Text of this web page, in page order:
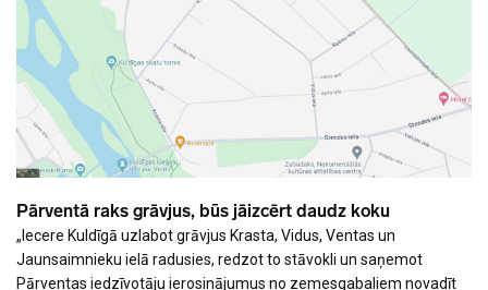
Pārventā raks grāvjus, būs jāizcērt daudz koku
„Iecere Kuldīgā uzlabot grāvjus Krasta, Vidus, Ventas un
Jaunsaimnieku ielā radusies, redzot to stāvokli un saņemot
Pārventas iedzīvotāju ierosinājumus no zemesgabaliem novadīt